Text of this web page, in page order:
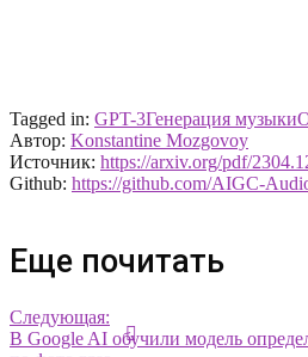
Tagged in: GPT-3Генерация музыки
Автор: Konstantine Mozgovoy
Источник: https://arxiv.org/pdf/
Github: https://github.com/AIGC-
Еще почитать
Следующая:
В Google AI обучили модель